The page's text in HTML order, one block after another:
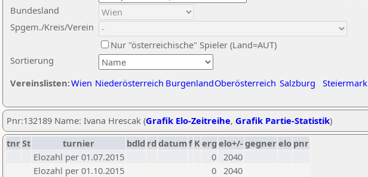
Sortierung
Bundesland
Spgem./Kreis/Verein
Nur "österreichische" Spieler (Land=AUT)
Vereinslisten:Wien Niederösterreich BurgenlandOberösterreich Salzburg Steiermark
Pnr:132189 Name: Ivana Hrescak (Grafik Elo-Zeitreihe, Grafik Partie-Statistik)
tnrSt turnier bdld rd datumf Kerg elo+/-gegnerelo pnr
Elozahl per 01.07.2015
0 2040
Elozahl per 01.10.2015
0 2040